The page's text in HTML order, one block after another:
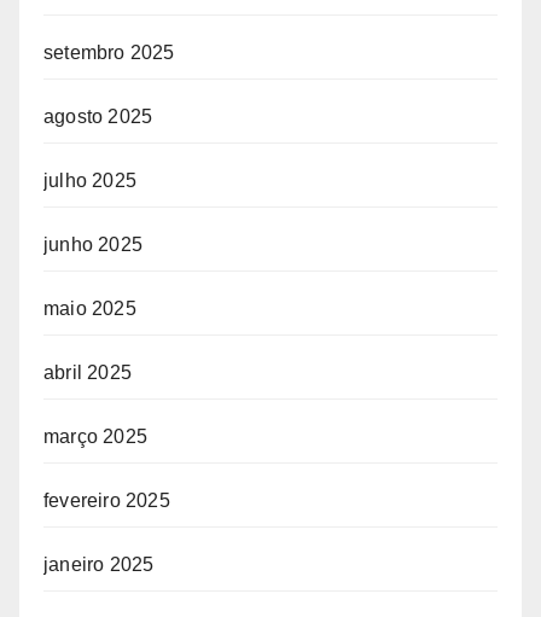
setembro 2025
agosto 2025
julho 2025
junho 2025
maio 2025
abril 2025
março 2025
fevereiro 2025
janeiro 2025